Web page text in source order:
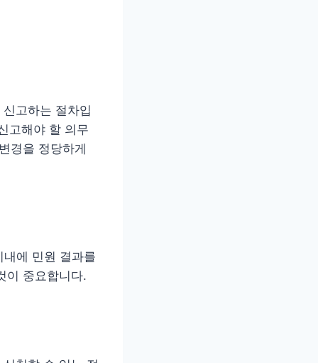
고하는 절차입
고해야 할 의무
경을 정당하게
에 민원 결과를
이 중요합니다.